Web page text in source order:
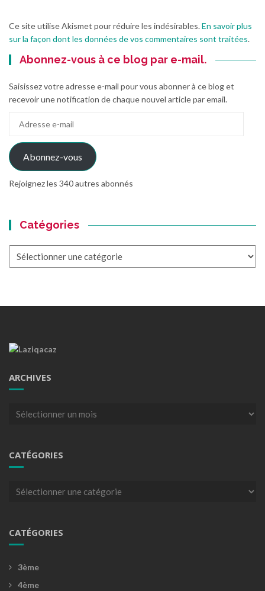
Ce site utilise Akismet pour réduire les indésirables.En savoir plus
sur la façon dont les données de vos commentaires sont traitées.
Abonnez-vous à ce blog par e-mail.
Saisissez votre adresse e-mail pour vous abonner à ce blog et
recevoir une notification de chaque nouvel article par email.
mail
Abonnez-vous
Rejoignez les 340 autres abonnés
Catégories
ARCHIVES
Archives
CATÉGORIES
Catégories
CATÉGORIES
3ème
4ème